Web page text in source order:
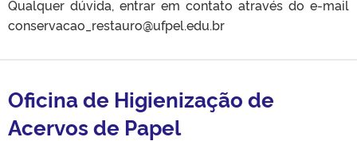
Qualquer dúvida, entrar em contato através do e-mail
conservacao_restauro@ufpel.edu.br
Oficina de Higienização de
Acervos de Papel